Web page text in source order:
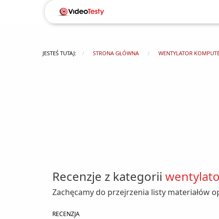
JESTEŚ TUTAJ: STRONA GŁÓWNA WENTYLATOR
Recenzje z kategorii
Zachęcamy do przejrzenia listy
RECENZJA